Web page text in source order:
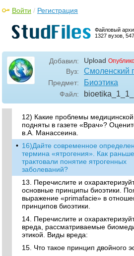
Файловый
1327 вузов,
Войти / Регистрация
Добавил: Upload
Вуз: Смоленский
Предмет: Биоэтика
Файл:
3. Что понимали греческие
4. Охарактеризуйте основные
развития мед.Этики. Как
• 5)Дайте определение морали,
Кто предложил впервые
термин «деонтология»?
10) Кто предложил термин
Какие факторы повлияли на
биоэтики в 70-80е годы
12) Какие проблемы медицинской
подняты в газете «Врач»?
в.А. Манассеина.
• 16)Дайте современное
термина «ятрогения». Как раньше
трактовали понятие ятрогенных
заболеваний?
13. Перечислите и
основные принципы биоэтики.
выражение «primafacie» в
принципов биоэтики.
14. Перечислите и
вреда, рассматриваемые
этикой. Виды вреда:
15. Что такое принцип двойного